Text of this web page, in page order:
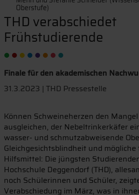
Oberstufe)
THD verabschiedet
Frühstudierende
Finale für den akademischen
31.3.2023 | THD Pressestelle
Können Schweineherzen den
ausgleichen, der Nebeltrinkerkäfer
wasser- und schmutzabweisende
Gleichgesichtsblindheit und mögliche
Hilfsmittel: Die jüngsten
Hochschule Deggendorf (THD),
noch Schülerinnen und Schüler,
Verabschiedung im März, was in